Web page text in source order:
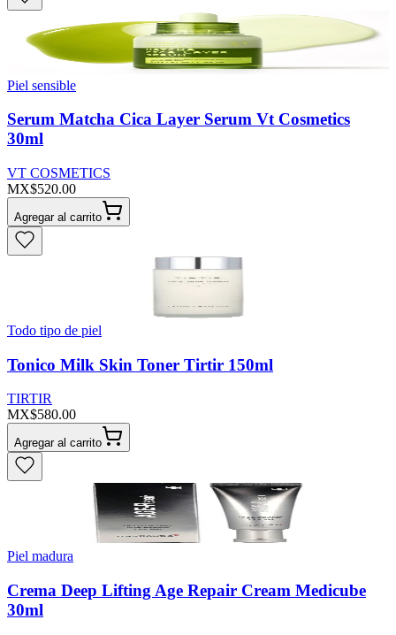
Piel sensible
Serum Matcha Cica Layer Serum Vt Cosmetics
30ml
VT COSMETICS
MX$520.00
Agregar al carrito
Todo tipo de piel
Tonico Milk Skin Toner Tirtir 150ml
TIRTIR
MX$580.00
Agregar al carrito
Piel madura
Crema Deep Lifting Age Repair Cream Medicube
30ml